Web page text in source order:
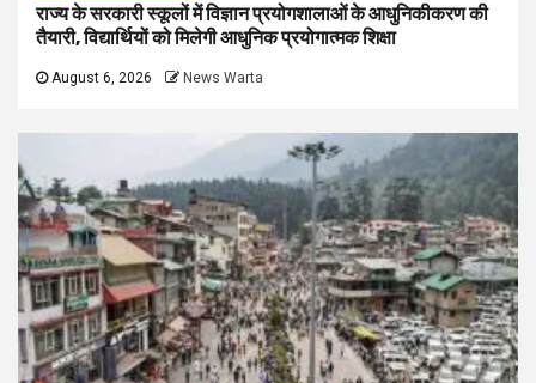
राज्य के सरकारी स्कूलों में विज्ञान प्रयोगशालाओं के आधुनिकीकरण की
तैयारी, विद्यार्थियों को मिलेगी आधुनिक प्रयोगात्मक शिक्षा
August 6, 2026 News Warta